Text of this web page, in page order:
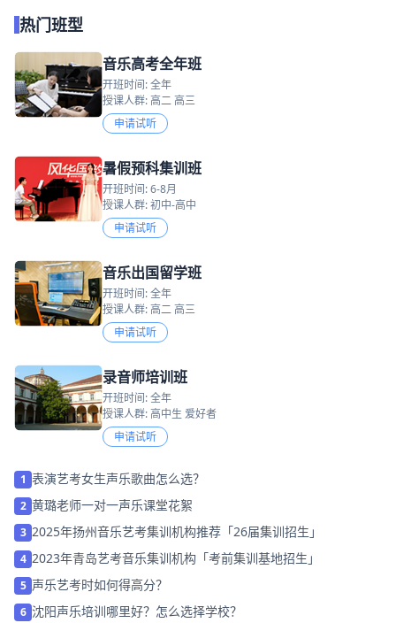
热门班型
音乐高考全年班
开班时间: 全年
授课人群: 高二 高三
申请试听
暑假预科集训班
开班时间: 6-8月
授课人群: 初中-高中
申请试听
音乐出国留学班
开班时间: 全年
授课人群: 高二 高三
申请试听
录音师培训班
开班时间: 全年
授课人群: 高中生 爱好者
申请试听
1 表演艺考女生声乐歌曲怎么选？
2 黄璐老师一对一声乐课堂花絮
3 2025年扬州音乐艺考集训机构推荐「26届集训招生」
4 2023年青岛艺考音乐集训机构「考前集训基地招生」
5 声乐艺考时如何得高分？
6 沈阳声乐培训哪里好？怎么选择学校？